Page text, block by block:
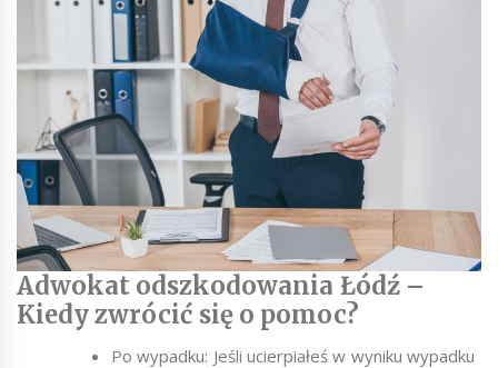
Adwokat odszkodowania Łódź –
Kiedy zwrócić się o pomoc?
Po wypadku: Jeśli ucierpiałeś w wyniku wypadku